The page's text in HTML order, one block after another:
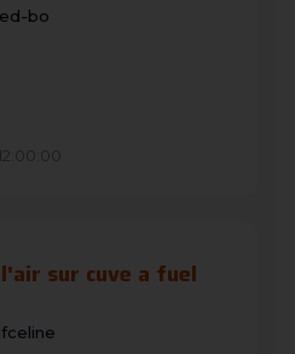
bo
sur cuve a fuel
lfceline